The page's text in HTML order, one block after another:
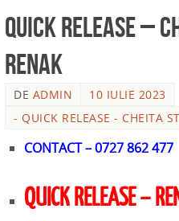
QUICK RELEASE –
RENAK
DE ADMIN
10 IULIE 2023
- QUICK RELEASE - CHEITA
CONTACT – 0727 862 477
QUICK RELEASE –